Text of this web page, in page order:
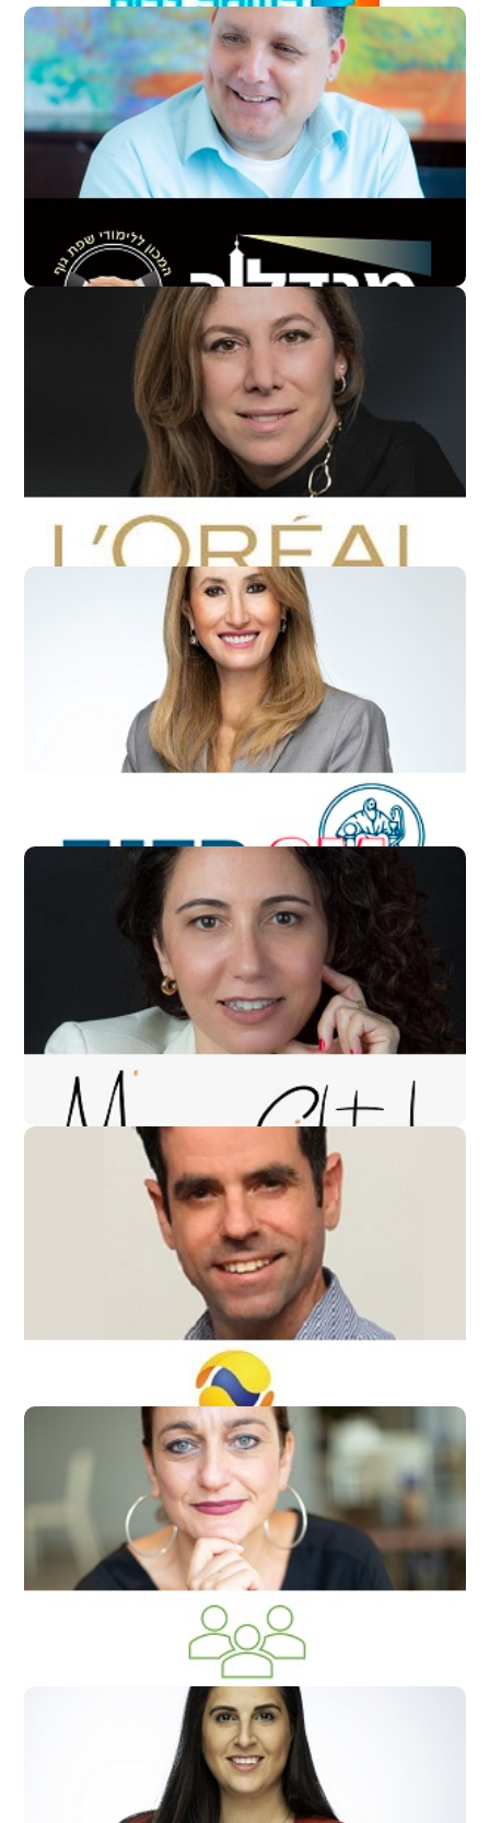
ד"ר אמיר הלמר
מנהל המכון ללימודי שפת גוף בישראל
ליבי אנגל-קזס
סמנכ"לית משאבי אנוש, לוריאל ישראל
אירית מרום
סמנכ"לית משאבי אנוש, מדנס סוכנות לביטוח
מורן שטרק
ירון הרן
מנכ"לעוקץ פנסיה
שרון קדם-שני
מנכלי"ת חברת GlobaLeadPro